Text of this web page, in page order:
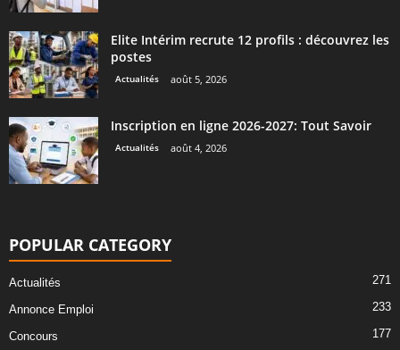
Elite Intérim recrute 12 profils : découvrez les
postes
Actualités août 5, 2026
Inscription en ligne 2026-2027: Tout Savoir
Actualités août 4, 2026
POPULAR CATEGORY
Actualités 271
Annonce Emploi 233
Concours 177